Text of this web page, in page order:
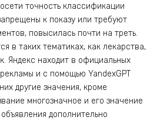
точность классификации
к показу или требуют
повысилась почти на треть.
в таких тематиках, как лекарства,
Яндекс находит в официальных
и с помощью YandexGPT
другие значения, кроме
многозначное и его значение
дополнительно